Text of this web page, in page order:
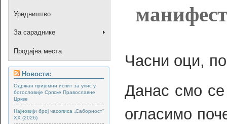
Уредништво
За сараднике
Продајна места
Новости:
Одржан пријемни испит за упис у
богословије Српске Православне
Цркве
Најновији број часописа „Саборност“
XX (2026)
Часни оци,
Данас смо
огласимо